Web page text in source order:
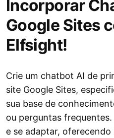
Incorporar
Google Sites
Elfsight!
Crie um chatbot AI de
site Google Sites,
sua base de
ou perguntas
e se adaptar, oferecendo